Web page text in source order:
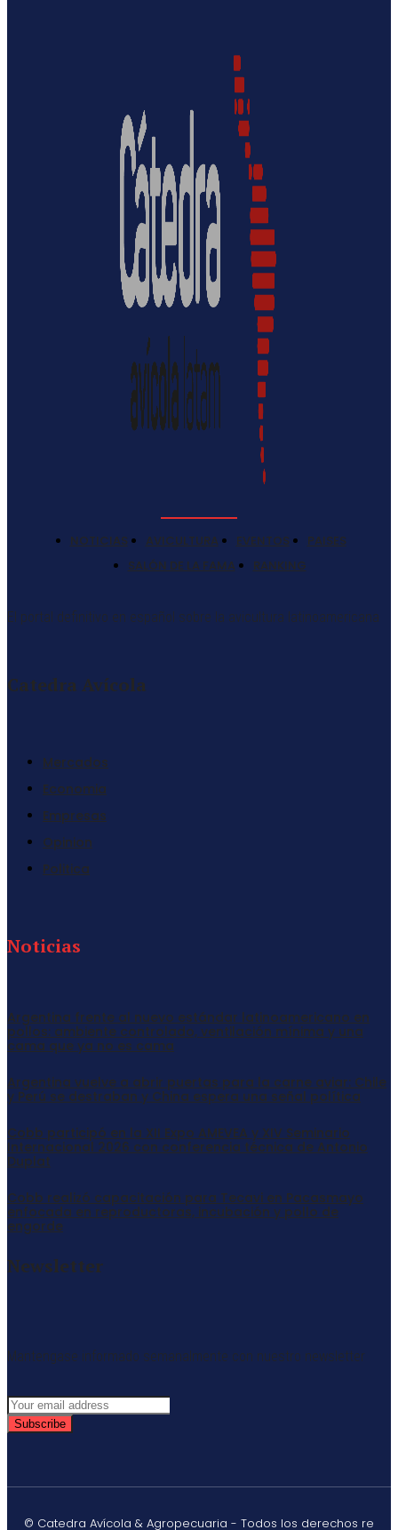
NOTICIAS AVICULTURA EVENTOS
PAISES
SALÓN DE LA FAMA
RANKING
El portal definitivo en español sobre la avicultura latinoamericana
Catedra Avícola
Mercados
Economia
Empresas
Opinion
Politica
Noticias
Argentina frente al nuevo estándar latinoamericano en
pollos: ambiente controlado, ventilación mínima y una
cama que ya no es cama
Argentina vuelve a abrir puertas para la carne aviar: Chile
y Perú se destraban y China espera una señal política
Cobb participó en la XII Expo AMEVEA y XIV Seminario
Internacional 2026 con conferencia técnica de Antonio
Duplat
Cobb realizó capacitación para Tecavi en Pacasmayo
enfocada en reproductoras, incubación y pollo de
engorde
Newsletter
Mantengase informado semanalmente con nuestro newsletter
Subscribe
© Catedra Avícola & Agropecuaria - Todos los derechos re